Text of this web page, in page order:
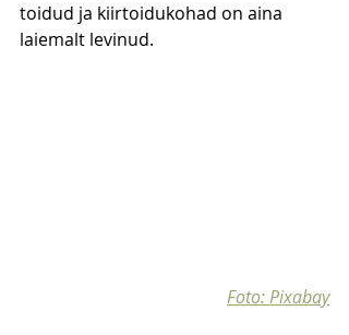
toidud ja kiirtoidukohad on aina
laiemalt levinud.
Foto: Pixabay